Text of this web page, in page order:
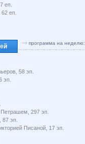
еп.
62 еп.
программа на неделю:
58 эп.
эп.
297 эп.
эп.
Писаной, 17 эп.